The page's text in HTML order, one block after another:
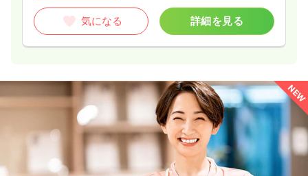
気になる 詳細を見る
NEW